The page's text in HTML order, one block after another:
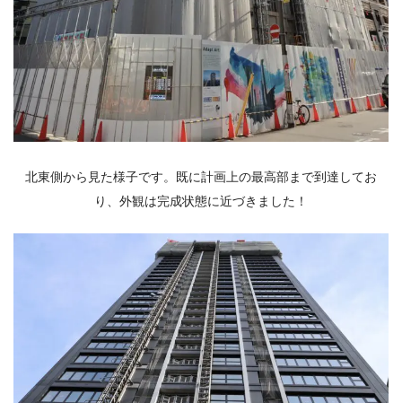
北東側から見た様子です。既に計画上の最高部まで到達してお
り、外観は完成状態に近づきました！